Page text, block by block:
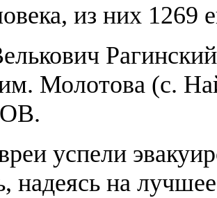
из них 1269
Молотова (с.
успели
надеясь на